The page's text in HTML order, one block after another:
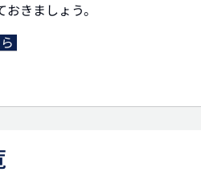
きましょう。